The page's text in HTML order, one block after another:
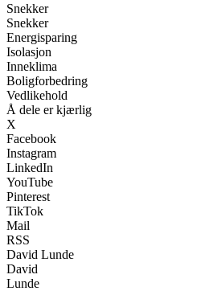
Snekker
Snekker
Energisparing
Isolasjon
Inneklima
Boligforbedring
Vedlikehold
Å dele er kjærlig
X
Facebook
Instagram
LinkedIn
YouTube
Pinterest
TikTok
Mail
RSS
David Lunde
David
Lunde